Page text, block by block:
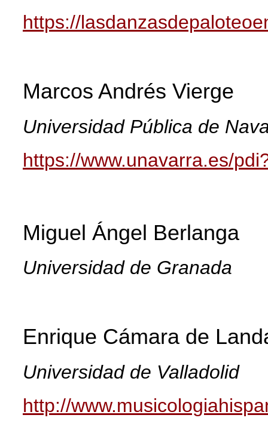
https://
Marcos Andrés Vierge
Universidad Pública de
https://www.unavarra.es/
Miguel Ángel Berlanga
Universidad de Granada
Enrique Cámara de La
Universidad de Valladolid
http://